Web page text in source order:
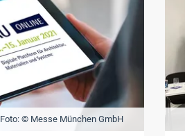
Foto: © Messe München GmbH